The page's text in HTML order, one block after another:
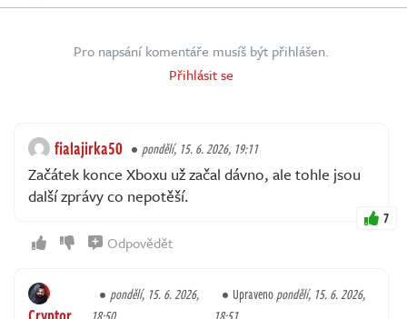
Pro napsání komentáře musíš být přihlášen.
Přihlásit se
fialajirka50 pondělí, 15. 6. 2026, 19:11
Začátek konce Xboxu už začal dávno, ale tohle jsou
další zprávy co nepotěší.
7
Odpovědět
pondělí, 15. 6. 2026,
Upravenopondělí, 15. 6. 2026,